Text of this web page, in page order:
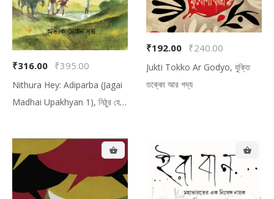
₹316.00 ₹395.00
Nithura Hey: Adiparba (Jagai
Madhai Upakhyan 1), নিঠুর হে:
₹192.00 ₹240.00
Jukti Tokko Ar Godyo, যুক্তি
তক্কো আর গদ্য